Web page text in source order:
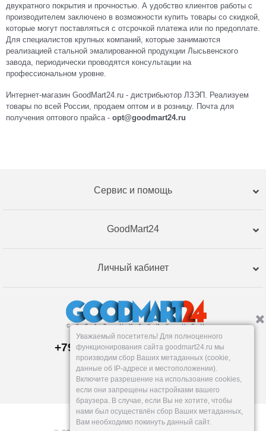
двукратного покрытия и прочностью. А удобство клиентов работы с
производителем заключено в возможности купить товары со скидкой,
которые могут поставляться с отсрочкой платежа или по предоплате.
Для специалистов крупных компаний, которые занимаются
реализацией стальной эмалированной продукции Лысьвенского
завода, периодически проводятся консультации на
профессиональном уровне.
Интернет-магазин GoodMart24.ru - дистрибьютор ЛЗЭП. Реализуем
товары по всей России, продаем оптом и в розницу. Почта для
получения оптового прайса - opt@goodmart24.ru
Сервис и помощь
GoodMart24
Личный кабинет
+79120359762, +79120359761
Магазин:
Челябинск ,Артиллерийская, 124В
Пн-Вс: 10-19
info@goodmart24.ru
Уважаемый посетитель! Для полноценного
функционирования сайта goodmart24.ru мы
производим сбор Ваших метаданных (cookie,
данные об IP-адресе и местоположении).
Включите разрешение на использоание cookies,
если они запрещены настройками вашего
браузера. В случае, если Вы не хотите, чтобы
нами был осуществлён сбор Ваших метаданных,
Вам необходимо покинуть данный сайт.